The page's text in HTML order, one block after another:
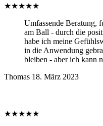
★★★★★
Umfassende Beratung,
am Ball - durch die
habe ich meine
in die Anwendung
bleiben - aber ich kann
Thomas 18. März 2023
★★★★★